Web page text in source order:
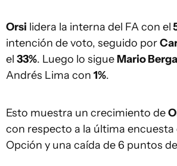
Orsi lidera la interna del FA con el
intención de voto, seguido por
el 33%. Luego lo sigue Mario
Andrés Lima con 1%.
Esto muestra un crecimiento de
con respecto a la última
Opción y una caída de 6 puntos